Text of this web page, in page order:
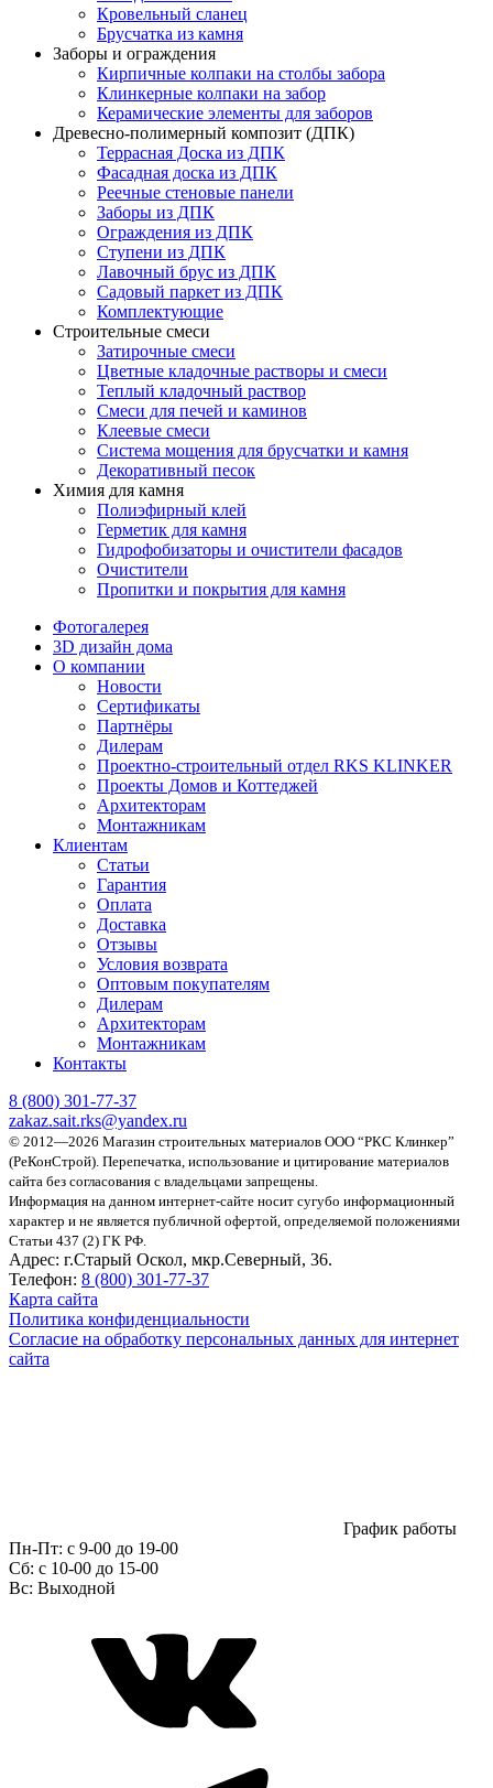
Кровельный сланец
Брусчатка из камня
Заборы и ограждения
Кирпичные колпаки на столбы забора
Клинкерные колпаки на забор
Керамические элементы для заборов
Древесно-полимерный композит (ДПК)
Террасная Доска из ДПК
Фасадная доска из ДПК
Реечные стеновые панели
Заборы из ДПК
Ограждения из ДПК
Ступени из ДПК
Лавочный брус из ДПК
Садовый паркет из ДПК
Комплектующие
Строительные смеси
Затирочные смеси
Цветные кладочные растворы и смеси
Теплый кладочный раствор
Смеси для печей и каминов
Клеевые смеси
Система мощения для брусчатки и камня
Декоративный песок
Химия для камня
Полиэфирный клей
Герметик для камня
Гидрофобизаторы и очистители фасадов
Очистители
Пропитки и покрытия для камня
Фотогалерея
3D дизайн дома
О компании
Новости
Сертификаты
Партнёры
Дилерам
Проектно-строительный отдел RKS KLINKER
Проекты Домов и Коттеджей
Архитекторам
Монтажникам
Клиентам
Статьи
Гарантия
Оплата
Доставка
Отзывы
Условия возврата
Оптовым покупателям
Дилерам
Архитекторам
Монтажникам
Контакты
8 (800) 301-77-37
zakaz.sait.rks@yandex.ru
© 2012—2026 Магазин строительных материалов ООО “РКС Клинкер”
(РеКонСтрой). Перепечатка, использование и цитирование материалов
сайта без согласования с владельцами запрещены.
Информация на данном интернет-сайте носит сугубо информационный
характер и не является публичной офертой, определяемой положениями
Статьи 437 (2) ГК РФ.
Адрес: г.Старый Оскол, мкр.Северный, 36.
Телефон: 8 (800) 301-77-37
Карта сайта
Политика конфиденциальности
Согласие на обработку персональных данных для интернет
сайта
График работы
Пн-Пт: с 9-00 до 19-00
Сб: c 10-00 до 15-00
Вс: Выходной